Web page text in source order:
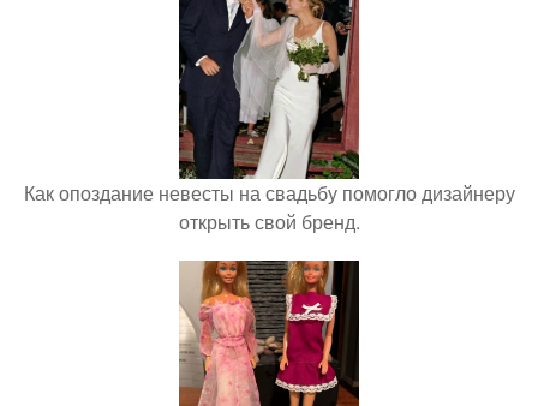
Как опоздание невесты на свадьбу помогло дизайнеру
открыть свой бренд.